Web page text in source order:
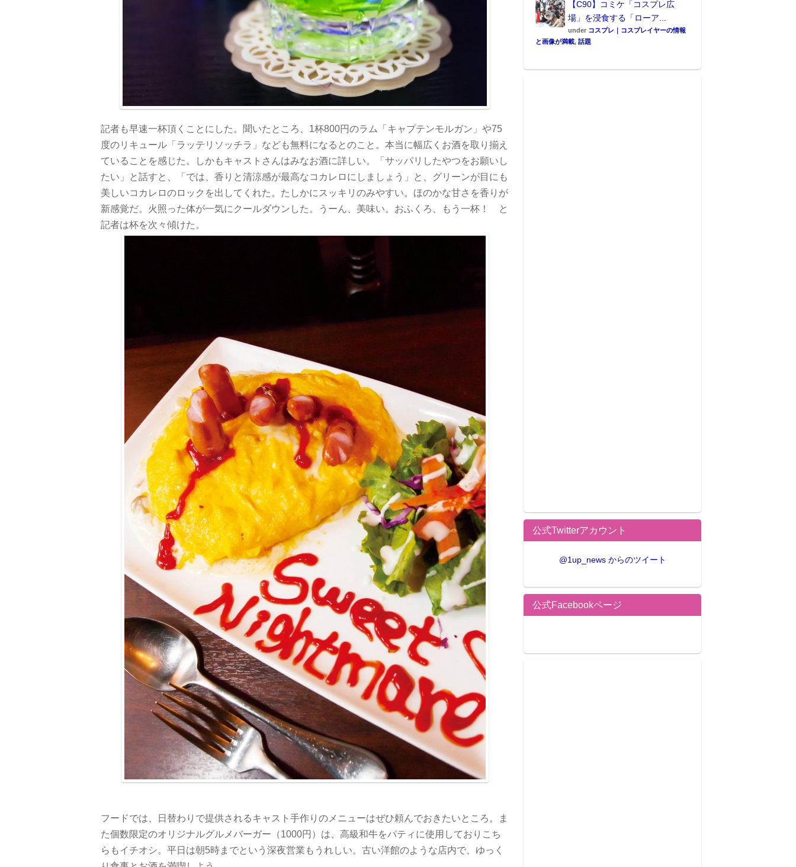
記者も早速一杯頂くことにした。聞いたところ、1杯800円のラム「キャプテンモルガン」や75
度のリキュール「ラッテリソッチラ」なども無料になるとのこと。本当に幅広くお酒を取り揃え
ていることを感じた。しかもキャストさんはみなお酒に詳しい。「サッパリしたやつをお願いし
たい」と話すと、「では、香りと清涼感が最高なコカレロにしましょう」と、グリーンが目にも
美しいコカレロのロックを出してくれた。たしかにスッキリのみやすい。ほのかな甘さを香りが
新感覚だ。火照った体が一気にクールダウンした。うーん、美味い。おふくろ、もう一杯！ と
記者は杯を次々傾けた。
フードでは、日替わりで提供されるキャスト手作りのメニューはぜひ頼んでおきたいところ。ま
た個数限定のオリジナルグルメバーガー（1000円）は、高級和牛をパティに使用しておりこち
らもイチオシ。平日は朝5時までという深夜営業もうれしい。古い洋館のような店内で、ゆっく
【C90】コミケ「コスプレ広
場」を浸食する「ローア...
under コスプレ｜コスプレイヤーの情報
と画像が満載, 話題
公式Twitterアカウント
@1up_news からのツイート
公式Facebookページ